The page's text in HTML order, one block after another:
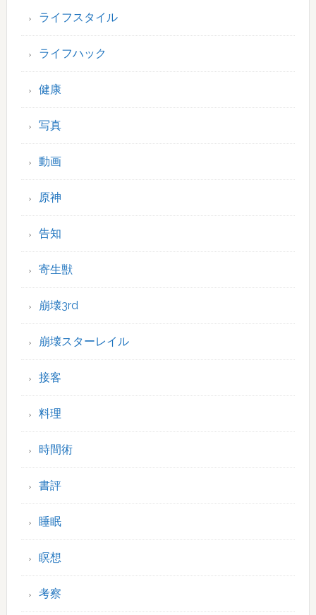
ライフスタイル
ライフハック
健康
写真
動画
原神
告知
寄生獣
崩壊3rd
崩壊スターレイル
接客
料理
時間術
書評
睡眠
瞑想
考察